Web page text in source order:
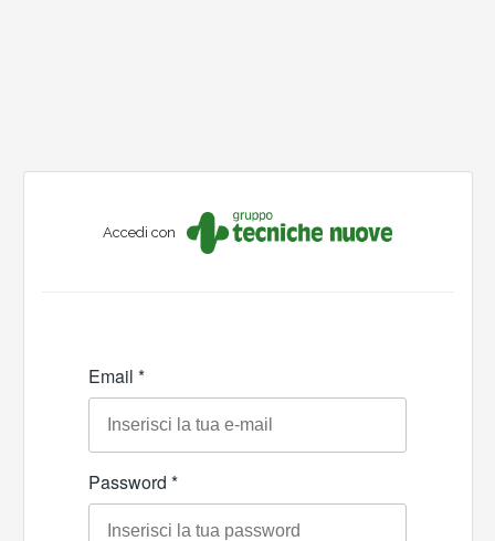
Accedi con